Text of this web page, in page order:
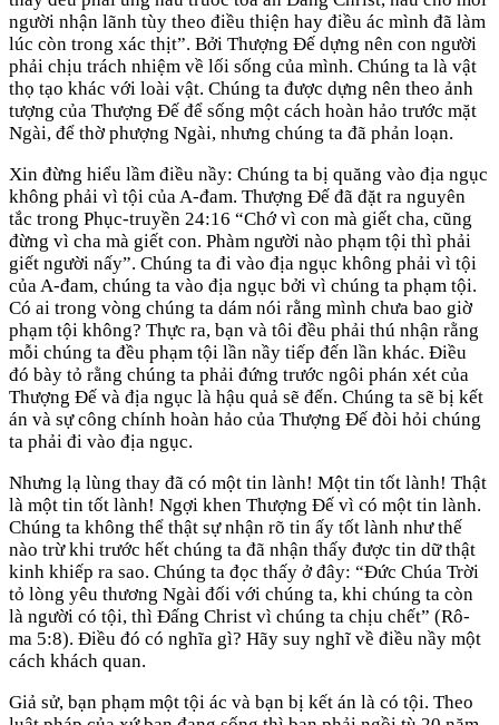
người nhận lãnh tùy theo điều thiện hay điều ác mình đã làm
lúc còn trong xác thịt”. Bởi Thượng Đế dựng nên con người
phải chịu trách nhiệm về lối sống của mình. Chúng ta là vật
thọ tạo khác với loài vật. Chúng ta được dựng nên theo ảnh
tượng của Thượng Đế để sống một cách hoàn hảo trước mặt
Ngài, để thờ phượng Ngài, nhưng chúng ta đã phản loạn.
Xin đừng hiểu lầm điều nầy: Chúng ta bị quăng vào địa ngục
không phải vì tội của A-đam. Thượng Đế đã đặt ra nguyên
tắc trong Phục-truyền 24:16 “Chớ vì con mà giết cha, cũng
đừng vì cha mà giết con. Phàm người nào phạm tội thì phải
giết người nấy”. Chúng ta đi vào địa ngục không phải vì tội
của A-đam, chúng ta vào địa ngục bởi vì chúng ta phạm tội.
Có ai trong vòng chúng ta dám nói rằng mình chưa bao giờ
phạm tội không? Thực ra, bạn và tôi đều phải thú nhận rằng
mỗi chúng ta đều phạm tội lần nầy tiếp đến lần khác. Điều
đó bày tỏ rằng chúng ta phải đứng trước ngôi phán xét của
Thượng Đế và địa ngục là hậu quả sẽ đến. Chúng ta sẽ bị kết
án và sự công chính hoàn hảo của Thượng Đế đòi hỏi chúng
ta phải đi vào địa ngục.
Nhưng lạ lùng thay đã có một tin lành! Một tin tốt lành! Thật
là một tin tốt lành! Ngợi khen Thượng Đế vì có một tin lành.
Chúng ta không thể thật sự nhận rõ tin ấy tốt lành như thế
nào trừ khi trước hết chúng ta đã nhận thấy được tin dữ thật
kinh khiếp ra sao. Chúng ta đọc thấy ở đây: “Đức Chúa Trời
tỏ lòng yêu thương Ngài đối với chúng ta, khi chúng ta còn
là người có tội, thì Đấng Christ vì chúng ta chịu chết” (Rô-
ma 5:8). Điều đó có nghĩa gì? Hãy suy nghĩ về điều nầy một
cách khách quan.
Giả sử, bạn phạm một tội ác và bạn bị kết án là có tội. Theo